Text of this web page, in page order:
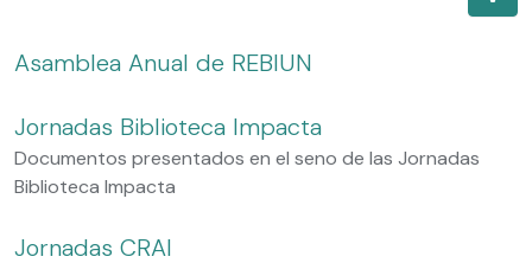
Asamblea Anual de REBIUN
Jornadas Biblioteca Impacta
Documentos presentados en el seno de las Jornadas
Biblioteca Impacta
Jornadas CRAI